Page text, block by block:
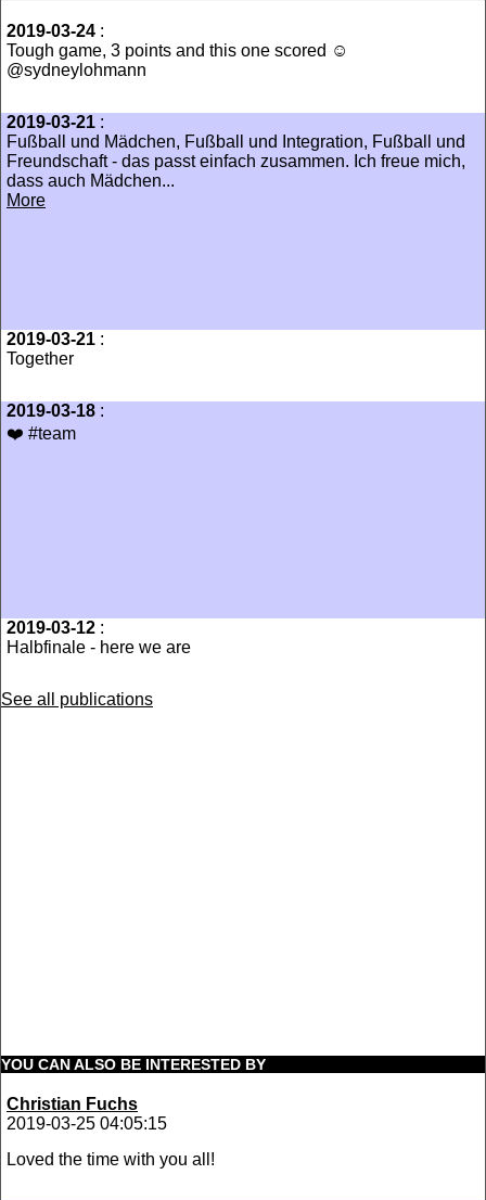
2019-03-24 :
Tough game, 3 points and this one scored ☺️
@sydneylohmann
2019-03-21 :
Fußball und Mädchen, Fußball und Integration, Fußball und
Freundschaft - das passt einfach zusammen. Ich freue mich,
dass auch Mädchen...
More
2019-03-21 :
Together
2019-03-18 :
❤️ #team
2019-03-12 :
Halbfinale - here we are
See all publications
YOU CAN ALSO BE INTERESTED BY
Christian Fuchs
2019-03-25 04:05:15
Loved the time with you all!